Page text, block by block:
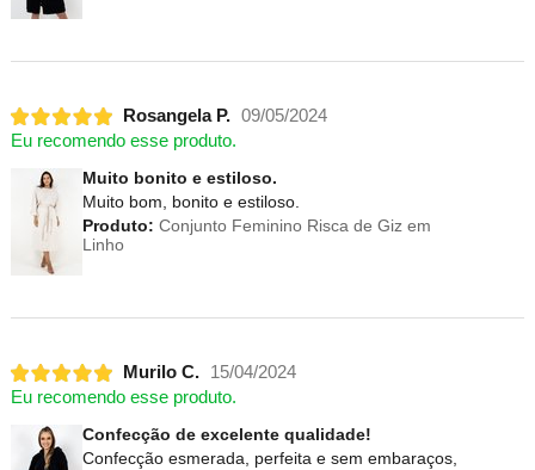
Rosangela P. 09/05/2024
Eu recomendo esse produto.
Muito bonito e estiloso.
Muito bom, bonito e estiloso.
Produto: Conjunto Feminino Risca de Giz em
Linho
Murilo C.
15/04/2024
Eu recomendo esse produto.
Confecção de excelente qualidade!
Confecção esmerada, perfeita e sem embaraços,